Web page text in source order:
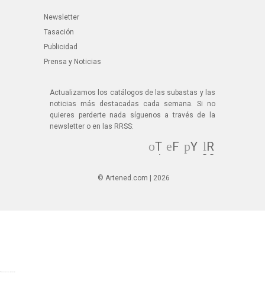
Newsletter
Tasación
Publicidad
Prensa y Noticias
Actualizamos los catálogos de las subastas y las
noticias más destacadas cada semana. Si no
quieres perderte nada síguenos a través de la
newsletter o en las RRSS:
T
wi
er
F
oo
Y
R
SS
© Artened.com | 2026